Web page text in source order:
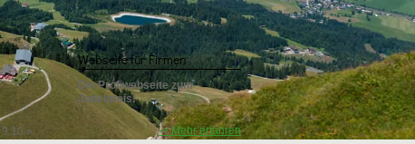
9 10 »
Webseite für Firmen
Die Profiwebseite zum
Jodelpreis!
-> Mehr erfahren